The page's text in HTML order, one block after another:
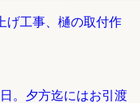
げ工事、樋の取付作
。夕方迄にはお引渡